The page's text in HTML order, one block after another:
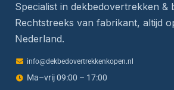
Specialist in dekbedovertrekken &
Rechtstreeks van fabrikant, altijd
Nederland.
info@dekbedovertrekkenkopen.nl
Ma–vrij 09:00 – 17:00